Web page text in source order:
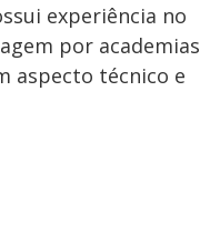
experiência no
por academias
aspecto técnico e